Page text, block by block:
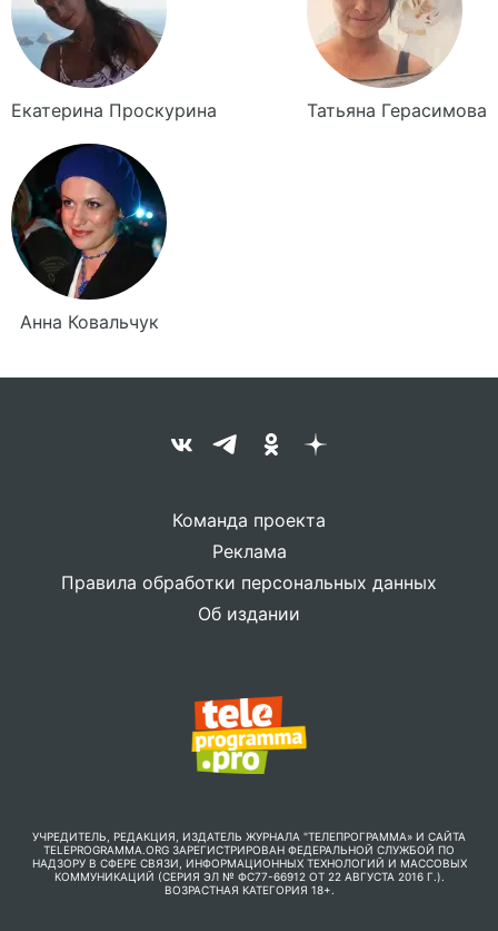
Екатерина Проскурина Татьяна Герасимова
Анна Ковальчук
Команда проекта
Реклама
Правила обработки персональных данных
Об издании
УЧРЕДИТЕЛЬ, РЕДАКЦИЯ, ИЗДАТЕЛЬ ЖУРНАЛА "ТЕЛЕПРОГРАММА» И САЙТА
TELEPROGRAMMA.ORG ЗАРЕГИСТРИРОВАН ФЕДЕРАЛЬНОЙ СЛУЖБОЙ ПО
НАДЗОРУ В СФЕРЕ СВЯЗИ, ИНФОРМАЦИОННЫХ ТЕХНОЛОГИЙ И МАССОВЫХ
КОММУНИКАЦИЙ (СЕРИЯ ЭЛ № ФС77-66912 ОТ 22 АВГУСТА 2016 Г.).
ВОЗРАСТНАЯ КАТЕГОРИЯ 18+.